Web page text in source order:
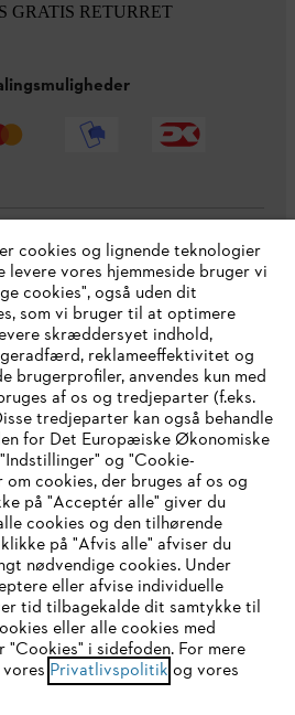
GRATIS RETURRET
Privatlivspolitik
Cookies
WIRD NICHT
den wir noch nicht unterstützen. Für
Seite empfehlen wir Ihnen, zu
zu wechseln:
cookies og lignende teknologier
levere vores hjemmeside bruger vi
cookies", også uden dit
som vi bruger til at optimere
skræddersyet indhold,
reklameeffektivitet og
brugerprofiler, anvendes kun med
af os og tredjeparter (f.eks.
tredjeparter kan også behandle
for Det Europæiske Økonomiske
og "Cookie-
cookies, der bruges af os og
på "Acceptér alle" giver du
cookies og den tilhørende
på "Afvis alle" afviser du
nødvendige cookies. Under
eller afvise individuelle
tid tilbagekalde dit samtykke til
eller alle cookies med
i sidefoden. For mere
Privatlivspolitik og vores